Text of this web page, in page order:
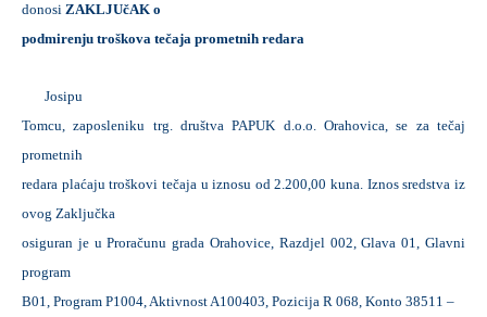
donosi ZAKLJUčAK o
podmirenju troškova tečaja prometnih redara
Josipu
Tomcu, zaposleniku trg. društva PAPUK d.o.o. Orahovica, se za tečaj
prometnih
redara plaćaju troškovi tečaja u iznosu od 2.200,00 kuna. Iznos sredstva iz
ovog Zaključka
osiguran je u Proračunu grada Orahovice, Razdjel 002, Glava 01, Glavni
program
B01, Program P1004, Aktivnost A100403, Pozicija R 068, Konto 38511 –